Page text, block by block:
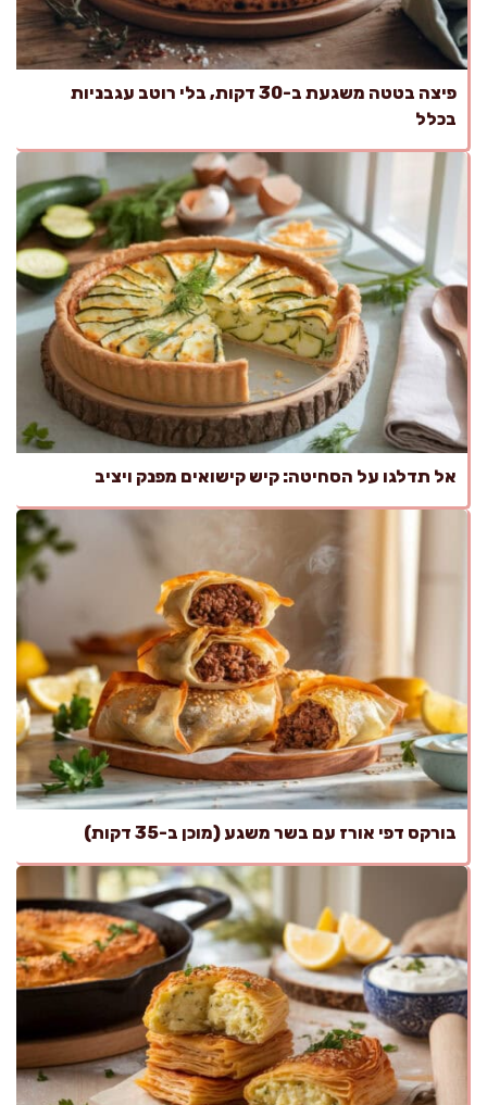
פיצה בטטה משגעת ב-30 דקות, בלי רוטב עגבניות
בכלל
אל תדלגו על הסחיטה: קיש קישואים מפנק ויציב
בורקס דפי אורז עם בשר משגע (מוכן ב-35 דקות)